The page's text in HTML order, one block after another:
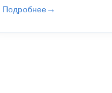
Подробнее